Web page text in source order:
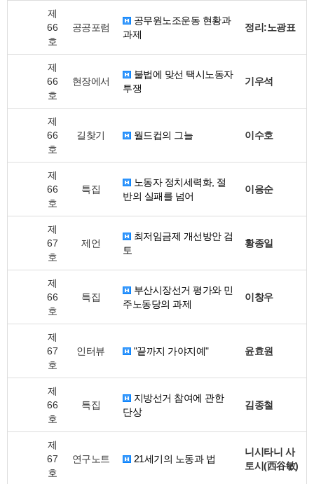
제
66
호
공공포럼
공무원노조운동 현황과
과제
정리:노광표
제
66
호
현장에서
불법에 맞선 택시노동자
투쟁
기우석
제
66
호
길찾기 월드컵의 그늘 이수호
제
66
호
특집
노동자 정치세력화, 절
반의 실패를 넘어
이응순
제
67
호
제언
최저임금제 개선방안 검
토
황종일
제
66
호
특집
부산시장선거 평가와 민
주노동당의 과제
이창우
제
67
호
인터뷰 "끝까지 가야지예" 윤효원
제
66
호
특집
지방선거 참여에 관한
단상
김종철
제
67
호
연구노트 21세기의 노동과 법
니시타니 사
토시(西谷敏)